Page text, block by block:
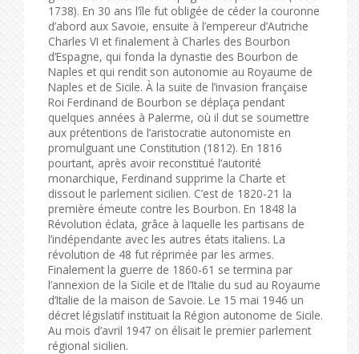
1738). En 30 ans l’île fut obligée de céder la couronne
d’abord aux Savoie, ensuite à l’empereur d’Autriche
Charles VI et finalement à Charles des Bourbon
d’Espagne, qui fonda la dynastie des Bourbon de
Naples et qui rendit son autonomie au Royaume de
Naples et de Sicile. À la suite de l’invasion française
Roi Ferdinand de Bourbon se déplaça pendant
quelques années à Palerme, où il dut se soumettre
aux prétentions de l’aristocratie autonomiste en
promulguant une Constitution (1812). En 1816
pourtant, après avoir reconstitué l’autorité
monarchique, Ferdinand supprime la Charte et
dissout le parlement sicilien. C’est de 1820-21 la
première émeute contre les Bourbon. En 1848 la
Révolution éclata, grâce à laquelle les partisans de
l’indépendante avec les autres états italiens. La
révolution de 48 fut réprimée par les armes.
Finalement la guerre de 1860-61 se termina par
l’annexion de la Sicile et de l’Italie du sud au Royaume
d’Italie de la maison de Savoie. Le 15 mai 1946 un
décret législatif instituait la Région autonome de Sicile.
Au mois d’avril 1947 on élisait le premier parlement
régional sicilien.